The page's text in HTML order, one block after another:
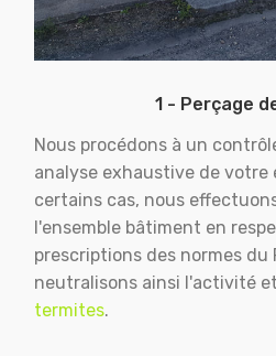
1 - Perçage
Nous procédons à un
analyse exhaustive de votre
certains cas, nous
l'ensemble bâtiment en
prescriptions des normes du
neutralisons ainsi l'activité
termites.